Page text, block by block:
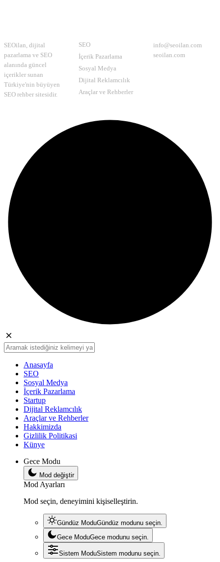
SEOilan, dijital
pazarlama ve SEO
alanında güncel
içerikler sunan
Türkiye'nin büyüyen
SEO rehber sitesidir.
SEO
İçerik Pazarlama
Sosyal Medya
Dijital Reklamcılık
Araçlar ve Rehberler
info@seoilan.com
seoilan.com
Anasayfa
SEO
Sosyal Medya
İçerik Pazarlama
Startup
Dijital Reklamcılık
Araçlar ve Rehberler
Hakkimizda
Gizlilik Politikasi
Künye
Gece Modu
Mod değiştir
Mod Ayarları
Mod seçin, deneyimini kişiselleştirin.
Gündüz ModuGündüz modunu seçin.
Gece ModuGece modunu seçin.
Sistem ModuSistem modunu seçin.